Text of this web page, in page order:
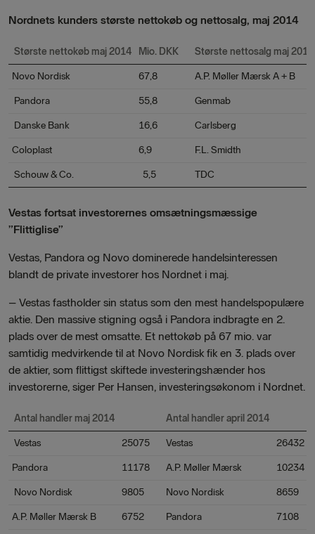
Nordnets kunders største nettokøb og nettosalg, maj 2014
Største nettokøb maj 2014 Mio. DKK Største nettosalg maj 2014
Novo Nordisk 67,8 A.P. Møller Mærsk A + B
Pandora 55,8 Genmab
Danske Bank 16,6 Carlsberg
Coloplast 6,9 F.L. Smidth
Schouw & Co. 5,5 TDC
Vestas fortsat investorernes omsætningsmæssige
”Flittiglise”
Vestas, Pandora og Novo dominerede handelsinteressen
blandt de private investorer hos Nordnet i maj.
– Vestas fastholder sin status som den mest handelspopulære
aktie. Den massive stigning også i Pandora indbragte en 2.
plads over de mest omsatte. Et nettokøb på 67 mio. var
samtidig medvirkende til at Novo Nordisk fik en 3. plads over
de aktier, som flittigst skiftede investeringshænder hos
investorerne, siger Per Hansen, investeringsøkonom i Nordnet.
Antal handler maj 2014 Antal handler april 2014
Vestas 25075 Vestas 26432
Pandora 11178 A.P. Møller Mærsk 10234
Novo Nordisk 9805 Novo Nordisk 8659
A.P. Møller Mærsk B 6752 Pandora 7108